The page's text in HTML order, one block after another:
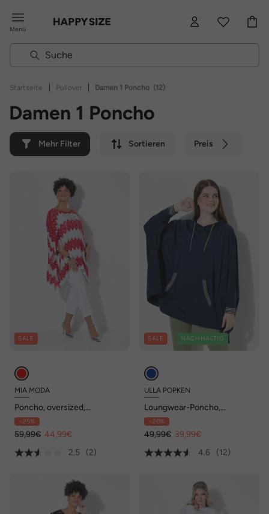
Menü
Startseite | Pullover | Damen 1 Poncho (12)
Damen 1 Poncho
Mehr Filter Sortieren Preis
SALE
MIA MODA
Poncho, oversized,
Zackenstrick mit Glitzer
- 25%
59,99€ 44,99€
2.5
(2)
SALE NACHHALTIG
ULLA POPKEN
Loungwear-Poncho,
oversized, Kapuze, Langarm
- 20%
49,99€ 39,99€
4.6
(12)